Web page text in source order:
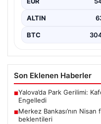
ALTIN
BTC
Son Eklenen Haberler
■Yalova’da Park Gerilimi:
Engelledi
■Merkez Bankası’nın
beklentileri